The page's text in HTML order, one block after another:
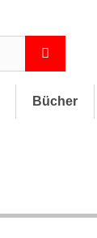
Bücher